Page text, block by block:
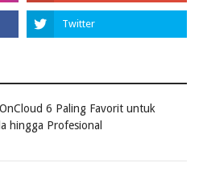
6 Paling Favorit untuk
hingga Profesional